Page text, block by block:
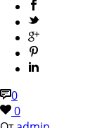
0
0